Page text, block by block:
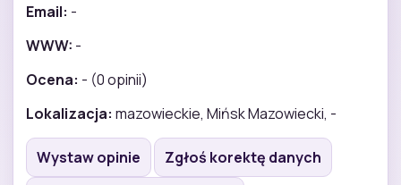
Email: -
WWW: -
Ocena: - (0 opinii)
Lokalizacja: mazowieckie, Mińsk Mazowiecki, -
Wystaw opinie
Zgłoś korektę danych